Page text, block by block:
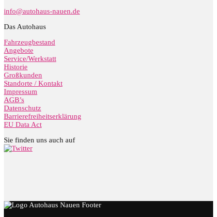
info@autohaus-nauen.de
Das Autohaus
Fahrzeugbestand
Angebote
Service/Werkstatt
Historie
Großkunden
Standorte / Kontakt
Impressum
AGB’s
Datenschutz
Barrierefreiheitserklärung
EU Data Act
Sie finden uns auch auf